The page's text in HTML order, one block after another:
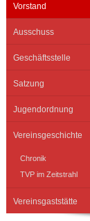
Vorstand
Ausschuss
Geschäftsstelle
Satzung
Jugendordnung
Vereinsgeschichte
Chronik
TVP im Zeitstrahl
Vereinsgaststätte